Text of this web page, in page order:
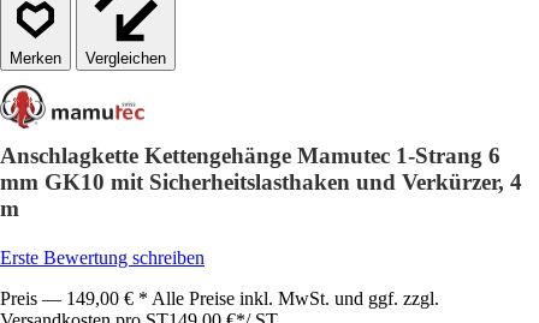
Vergleichen
Anschlagkette Kettengehänge Mamutec 1-Strang 6
mm GK10 mit Sicherheitslasthaken und Verkürzer, 4
m
Erste Bewertung schreiben
Preis — 149,00 € * Alle Preise inkl. MwSt. und ggf. zzgl.